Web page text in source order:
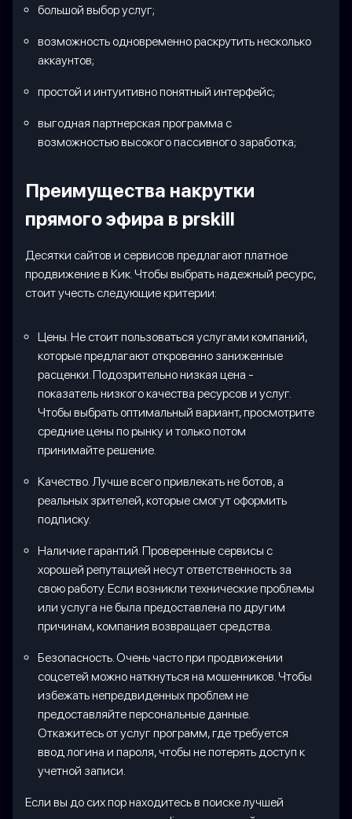
большой выбор услуг;
возможность одновременно раскрутить несколько
аккаунтов;
простой и интуитивно понятный интерфейс;
выгодная партнерская программа с
возможностью высокого пассивного заработка;
Преимущества накрутки
прямого эфира в prskill
Десятки сайтов и сервисов предлагают платное
продвижение в Кик. Чтобы выбрать надежный ресурс,
стоит учесть следующие критерии:
Цены. Не стоит пользоваться услугами компаний,
которые предлагают откровенно заниженные
расценки. Подозрительно низкая цена -
показатель низкого качества ресурсов и услуг.
Чтобы выбрать оптимальный вариант, просмотрите
средние цены по рынку и только потом
принимайте решение.
Качество. Лучше всего привлекать не ботов, а
реальных зрителей, которые смогут оформить
подписку.
Наличие гарантий. Проверенные сервисы с
хорошей репутацией несут ответственность за
свою работу. Если возникли технические проблемы
или услуга не была предоставлена по другим
причинам, компания возвращает средства.
Безопасность. Очень часто при продвижении
соцсетей можно наткнуться на мошенников. Чтобы
избежать непредвиденных проблем не
предоставляйте персональные данные.
Откажитесь от услуг программ, где требуется
ввод логина и пароля, чтобы не потерять доступ к
учетной записи.
Если вы до сих пор находитесь в поиске лучшей